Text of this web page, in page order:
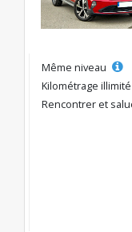
Même niveau
Kilométrage illimité
Rencontrer et